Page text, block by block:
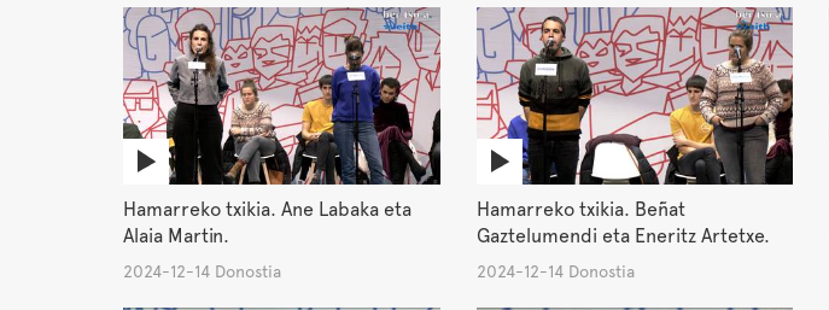
Hamarreko txikia. Ane Labaka eta
Alaia Martin.
2024-12-14 Donostia
Hamarreko txikia. Beñat
Gaztelumendi eta Eneritz Artetxe.
2024-12-14 Donostia